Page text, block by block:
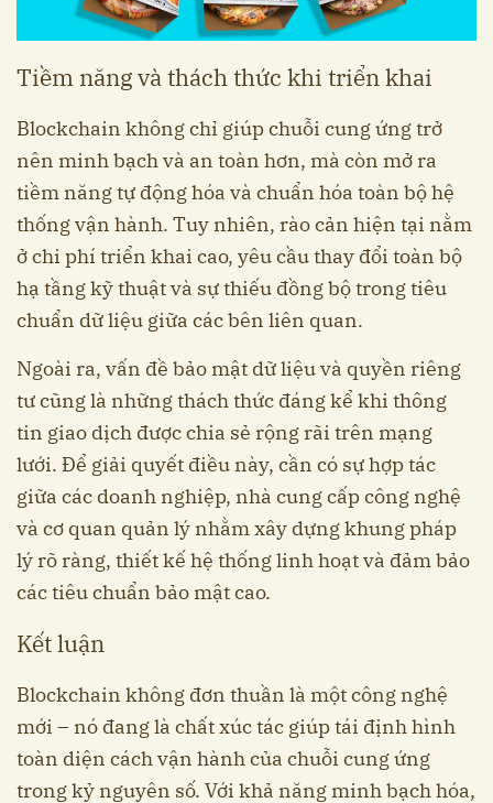
Tiềm năng và thách thức khi triển khai
Blockchain không chỉ giúp chuỗi cung ứng trở
nên minh bạch và an toàn hơn, mà còn mở ra
tiềm năng tự động hóa và chuẩn hóa toàn bộ hệ
thống vận hành. Tuy nhiên, rào cản hiện tại nằm
ở chi phí triển khai cao, yêu cầu thay đổi toàn bộ
hạ tầng kỹ thuật và sự thiếu đồng bộ trong tiêu
chuẩn dữ liệu giữa các bên liên quan.
Ngoài ra, vấn đề bảo mật dữ liệu và quyền riêng
tư cũng là những thách thức đáng kể khi thông
tin giao dịch được chia sẻ rộng rãi trên mạng
lưới. Để giải quyết điều này, cần có sự hợp tác
giữa các doanh nghiệp, nhà cung cấp công nghệ
và cơ quan quản lý nhằm xây dựng khung pháp
lý rõ ràng, thiết kế hệ thống linh hoạt và đảm bảo
các tiêu chuẩn bảo mật cao.
Kết luận
Blockchain không đơn thuần là một công nghệ
mới – nó đang là chất xúc tác giúp tái định hình
toàn diện cách vận hành của chuỗi cung ứng
trong kỷ nguyên số. Với khả năng minh bạch hóa,